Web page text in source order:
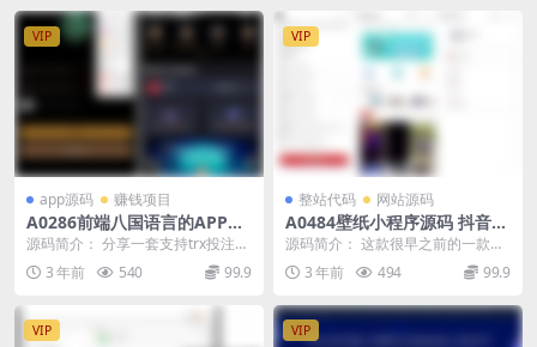
VIP
app源码 赚钱项目
A0286前端八国语言的APP区
块链游戏源码/trx投注竞猜游
戏/trx下注游戏/前端uinapp
源码简介： 分享一套支持trx投注竞
猜的源码、网上都是编译后的没有
完整得脚本、本...
3 年前 540 99.9
VIP
整站代码 网站源码
A0484壁纸小程序源码 抖音壁
纸小程序源码 带创作者入驻壁
纸小程序
源码简介： 这款很早之前的一款壁
纸了，安装包里有安装教程，大家
自行安装吧，现在小...
3 年前 494 99.9
VIP VIP